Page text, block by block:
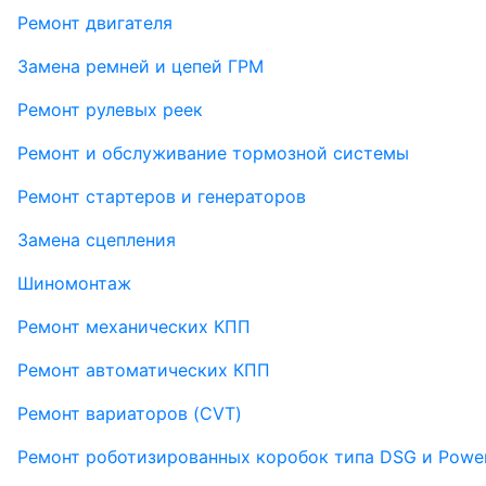
Ремонт двигателя
Замена ремней и цепей ГРМ
Ремонт рулевых реек
Ремонт и обслуживание тормозной системы
Ремонт стартеров и генераторов
Замена сцепления
Шиномонтаж
Ремонт механических КПП
Ремонт автоматических КПП
Ремонт вариаторов (CVT)
Ремонт роботизированных коробок типа DSG и